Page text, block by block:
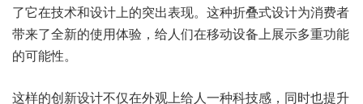
了它在技术和设计上的突出表现。这种折叠式设计为消费者
带来了全新的使用体验，给人们在移动设备上展示多重功能
的可能性。
这样的创新设计不仅在外观上给人一种科技感，同时也提升